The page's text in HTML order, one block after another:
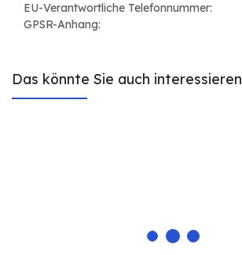
EU-Verantwortliche Telefonnummer:
GPSR-Anhang:
Das könnte Sie auch interessieren